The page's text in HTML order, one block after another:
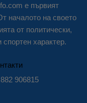
е първият
началото на своето
от политически,
характер.
906815